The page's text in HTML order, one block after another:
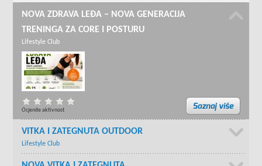
NOVA ZDRAVA LEĐA – NOVA GENERACIJA
TRENINGA ZA CORE I POSTURU
Lifestyle Club
Ocjenite aktivnost
VITKA I ZATEGNUTA OUTDOOR
Lifestyle Club